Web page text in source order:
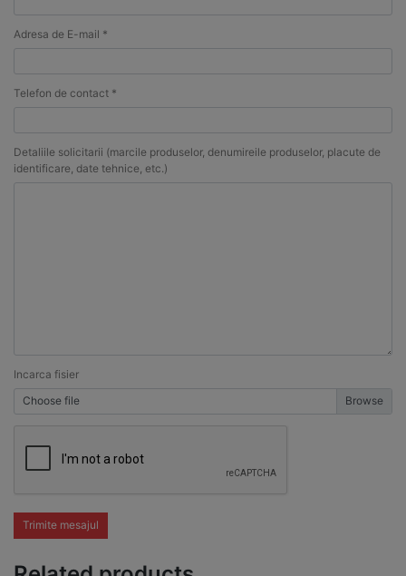
Adresa de E-mail *
Telefon de contact *
Detaliile solicitarii (marcile produselor, denumireile produselor, placute de
identificare, date tehnice, etc.)
Incarca fisier
Choose file
Trimite mesajul